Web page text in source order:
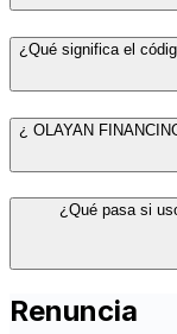
¿Qué significa el
¿ OLAYAN
¿Qué pasa si
Renuncia